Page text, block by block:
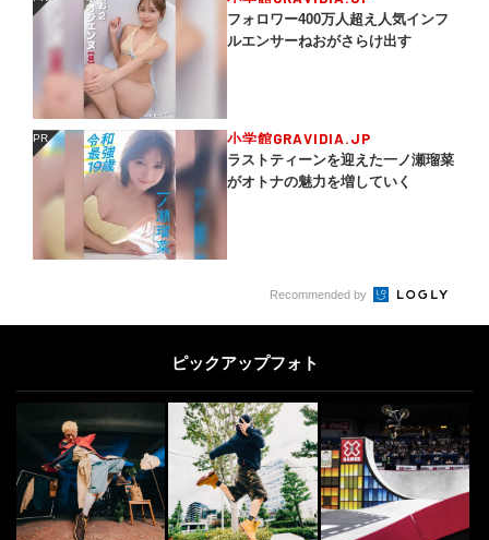
フォロワー400万人超え人気インフ
ルエンサーねおがさらけ出す
PR 小学館GRAVIDIA.JP
ラストティーンを迎えた一ノ瀬瑠菜
がオトナの魅力を増していく
Recommended by
ピックアップフォト